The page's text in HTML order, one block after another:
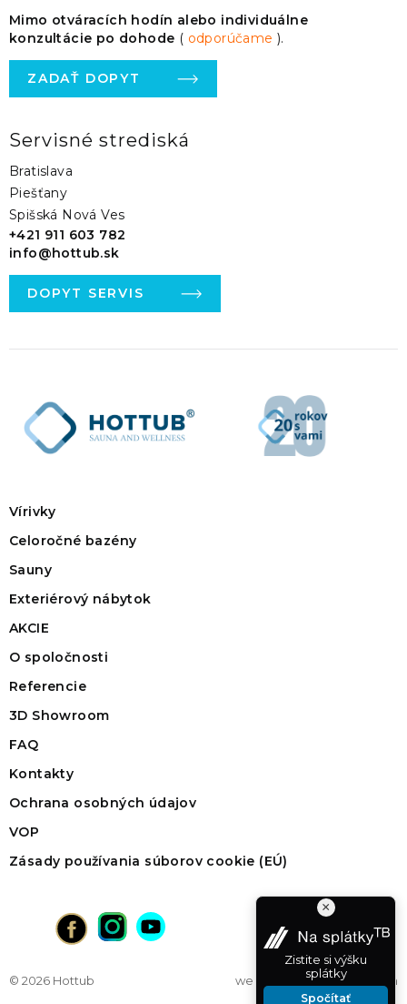
Mimo otváracích hodín alebo individuálne
konzultácie po dohode ( odporúčame).
ZADAŤ DOPYT
Servisné strediská
Bratislava
Piešťany
Spišská Nová Ves
+421 911 603 782
info@hottub.sk
DOPYT SERVIS
Vírivky
Celoročné bazény
Sauny
Exteriérový nábytok
AKCIE
O spoločnosti
Referencie
3D Showroom
FAQ
Kontakty
Ochrana osobných údajov
VOP
Zásady používania súborov cookie (EÚ)
© 2026 Hottub web na mieruod vibration
×
Zistite si výšku
splátky
Spočítať